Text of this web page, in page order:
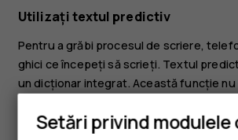
Utilizați textul predictiv
Pentru a grăbi procesul de scriere,
ghici ce începeți să scrieți. Textul
un dicționar integrat. Această funcție
Pentru a pornit textul predictiv,
Setări privind modulele